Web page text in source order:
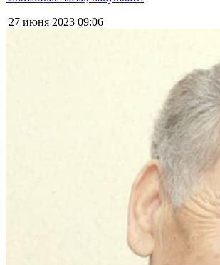
27 июня 2023 09:06